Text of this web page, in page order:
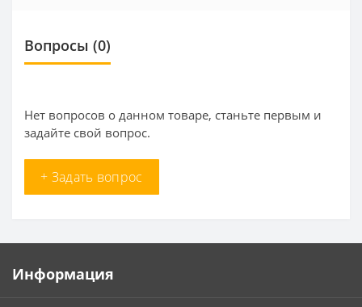
Вопросы (0)
Нет вопросов о данном товаре, станьте первым и
задайте свой вопрос.
+ Задать вопрос
Информация